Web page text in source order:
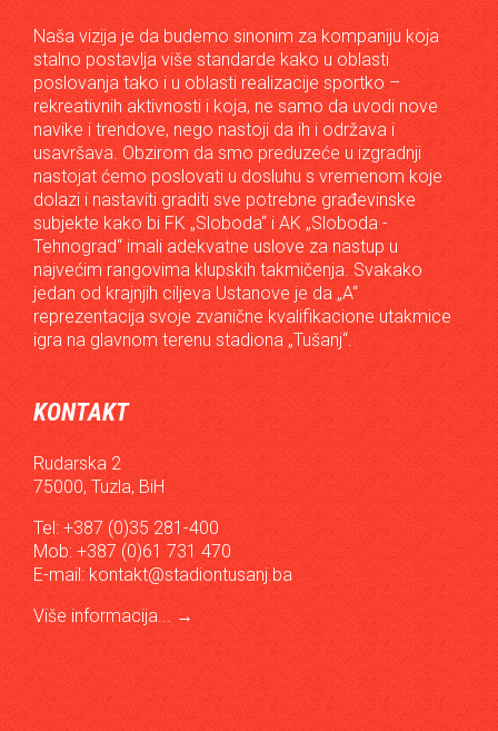
Naša vizija je da budemo sinonim za kompaniju koja
stalno postavlja više standarde kako u oblasti
poslovanja tako i u oblasti realizacije sportko –
rekreativnih aktivnosti i koja, ne samo da uvodi nove
navike i trendove, nego nastoji da ih i održava i
usavršava. Obzirom da smo preduzeće u izgradnji
nastojat ćemo poslovati u dosluhu s vremenom koje
dolazi i nastaviti graditi sve potrebne građevinske
subjekte kako bi FK „Sloboda“ i AK „Sloboda -
Tehnograd“ imali adekvatne uslove za nastup u
najvećim rangovima klupskih takmičenja. Svakako
jedan od krajnjih ciljeva Ustanove je da „A“
reprezentacija svoje zvanične kvalifikacione utakmice
igra na glavnom terenu stadiona „Tušanj“.
KONTAKT
Rudarska 2
75000, Tuzla, BiH
Tel: +387 (0)35 281-400
Mob: +387 (0)61 731 470
E-mail: kontakt@stadiontusanj.ba
Više informacija...
→